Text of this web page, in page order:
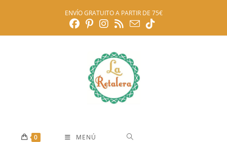
ENVÍO GRATUITO A PARTIR DE 75€
0 MENÚ